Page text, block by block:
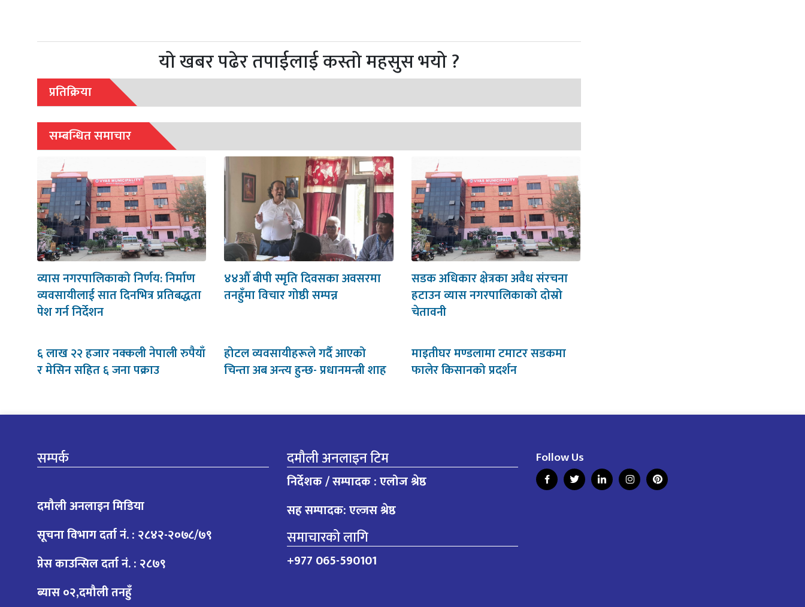
यो खबर पढेर तपाईलाई कस्तो महसुस भयो ?
प्रतिक्रिया
सम्बन्धित समाचार
व्यास नगरपालिकाको निर्णय: निर्माण
व्यवसायीलाई सात दिनभित्र प्रतिबद्धता
पेश गर्न निर्देशन
४४औँ बीपी स्मृति दिवसका अवसरमा
तनहुँमा विचार गोष्ठी सम्पन्न
सडक अधिकार क्षेत्रका अवैध संरचना
हटाउन व्यास नगरपालिकाको दोस्रो
चेतावनी
६ लाख २२ हजार नक्कली नेपाली रुपैयाँ
र मेसिन सहित ६ जना पक्राउ
होटल व्यवसायीहरूले गर्दै आएको
चिन्ता अब अन्त्य हुन्छ- प्रधानमन्त्री शाह
माइतीघर मण्डलामा टमाटर सडकमा
फालेर किसानको प्रदर्शन
सम्पर्क
दमौली अनलाइन मिडिया
सूचना विभाग दर्ता नं. : २८४२-२०७८/७९
प्रेस काउन्सिल दर्ता नं. : २८७९
ब्यास ०२,दमौली तनहुँ
दमौली अनलाइन टिम
निर्देशक / सम्पादक : एलोज श्रेष्ठ
सह सम्पादक: एल्जस श्रेष्ठ
समाचारको लागि
+977 065-590101
Follow Us